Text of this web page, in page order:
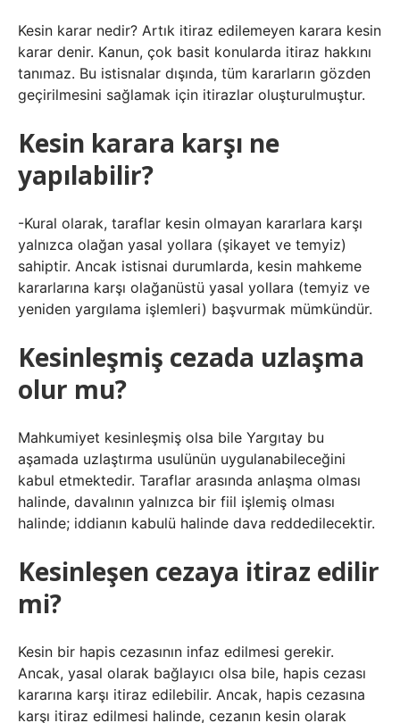
Kesin karar nedir? Artık itiraz edilemeyen karara kesin
karar denir. Kanun, çok basit konularda itiraz hakkını
tanımaz. Bu istisnalar dışında, tüm kararların gözden
geçirilmesini sağlamak için itirazlar oluşturulmuştur.
Kesin karara karşı ne
yapılabilir?
-Kural olarak, taraflar kesin olmayan kararlara karşı
yalnızca olağan yasal yollara (şikayet ve temyiz)
sahiptir. Ancak istisnai durumlarda, kesin mahkeme
kararlarına karşı olağanüstü yasal yollara (temyiz ve
yeniden yargılama işlemleri) başvurmak mümkündür.
Kesinleşmiş cezada uzlaşma
olur mu?
Mahkumiyet kesinleşmiş olsa bile Yargıtay bu
aşamada uzlaştırma usulünün uygulanabileceğini
kabul etmektedir. Taraflar arasında anlaşma olması
halinde, davalının yalnızca bir fiil işlemiş olması
halinde; iddianın kabulü halinde dava reddedilecektir.
Kesinleşen cezaya itiraz edilir
mi?
Kesin bir hapis cezasının infaz edilmesi gerekir.
Ancak, yasal olarak bağlayıcı olsa bile, hapis cezası
kararına karşı itiraz edilebilir. Ancak, hapis cezasına
karşı itiraz edilmesi halinde, cezanın kesin olarak